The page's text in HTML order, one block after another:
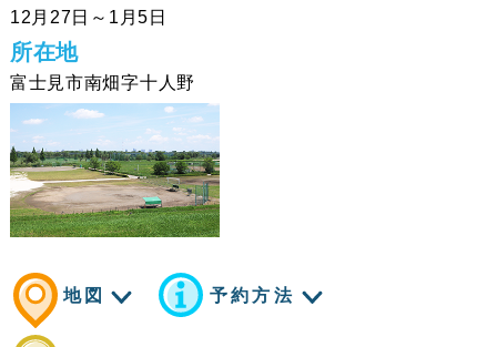
12月27日～1月5日
所在地
富⼠⾒市南畑字⼗⼈野
地図 予約⽅法